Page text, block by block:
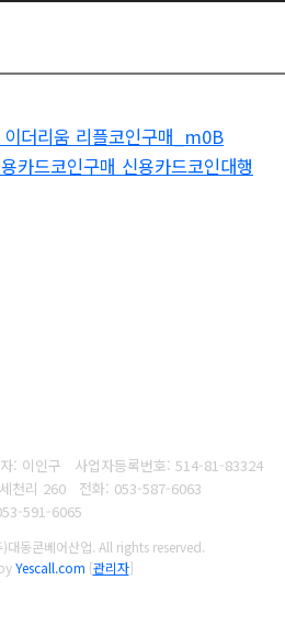
더리움 리플코인구매_m0B
카드코인구매 신용카드코인대행
: 이인구 사업자등록번호: 514-81-83324
천리 260 전화: 053-587-6063
591-6065
동콘베어산업. All rights reserved.
Yescall.com [관리자]